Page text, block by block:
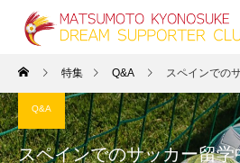
特集 Q&A スペインでのサッカー留学
Q&A
スペインでのサッカー留